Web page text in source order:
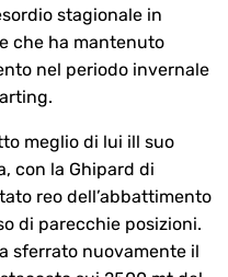
stagionale in
che ha mantenuto
nel periodo invernale
meglio di lui ill suo
con la Ghipard di
reo dell’abbattimento
di parecchie posizioni.
sferrato nuovamente il